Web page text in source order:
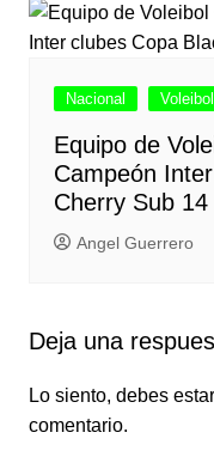
Nacional Voleibol
Equipo de
Campeón
Cherry Sub
Angel Guerrero
Deja una
Lo siento, debes estar
comentario.